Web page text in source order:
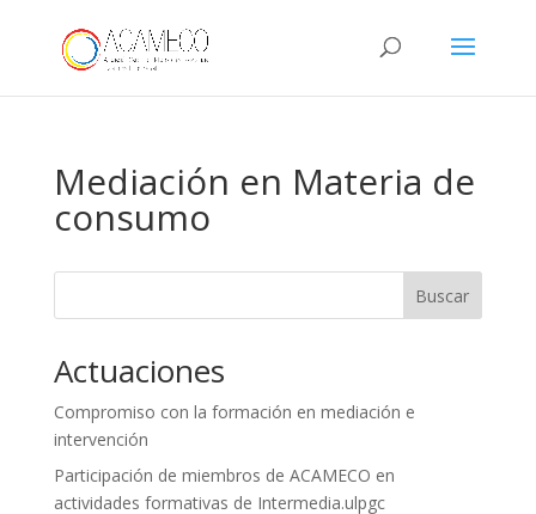
Mediación en Materia de
consumo
Buscar
Actuaciones
Compromiso con la formación en mediación e
intervención
Participación de miembros de ACAMECO en
actividades formativas de Intermedia.ulpgc